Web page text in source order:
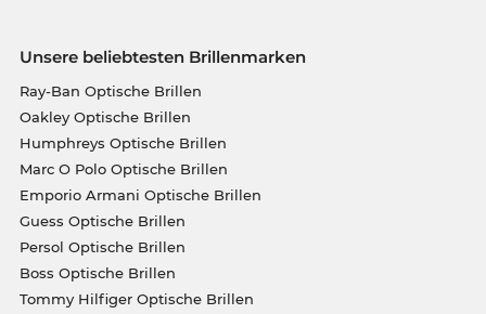
Unsere beliebtesten Brillenmarken
Ray-Ban Optische Brillen
Oakley Optische Brillen
Humphreys Optische Brillen
Marc O Polo Optische Brillen
Emporio Armani Optische Brillen
Guess Optische Brillen
Persol Optische Brillen
Boss Optische Brillen
Tommy Hilfiger Optische Brillen